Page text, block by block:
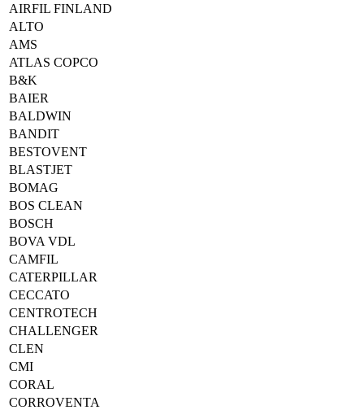
AIRFIL FINLAND
ALTO
AMS
ATLAS COPCO
B&K
BAIER
BALDWIN
BANDIT
BESTOVENT
BLASTJET
BOMAG
BOS CLEAN
BOSCH
BOVA VDL
CAMFIL
CATERPILLAR
CECCATO
CENTROTECH
CHALLENGER
CLEN
CMI
CORAL
CORROVENTA